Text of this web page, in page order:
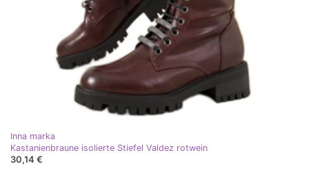
Inna marka
Kastanienbraune isolierte Stiefel Valdez rotwein
30,14 €